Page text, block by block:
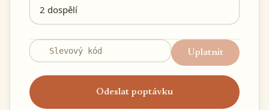
2 dospělí
Uplatnit
Odeslat poptávku